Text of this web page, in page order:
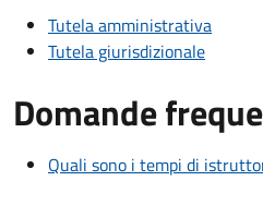
Tutela amministrativa
Tutela giurisdizionale
Domande
Quali sono i tempi di